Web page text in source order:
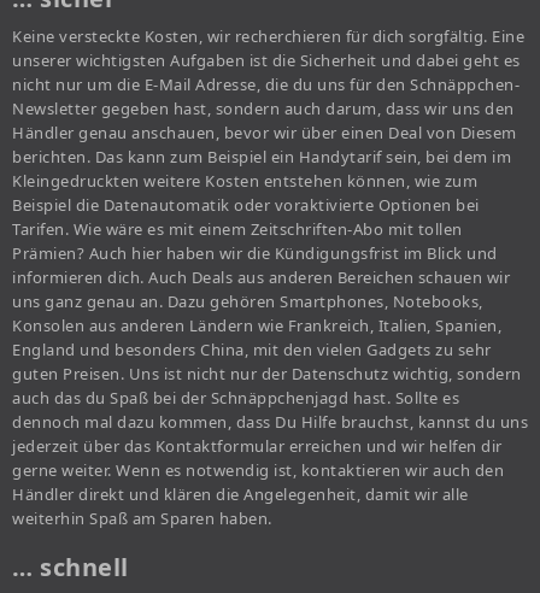
Keine versteckte Kosten, wir recherchieren für dich sorgfältig. Eine
unserer wichtigsten Aufgaben ist die Sicherheit und dabei geht es
nicht nur um die E-Mail Adresse, die du uns für den Schnäppchen-
Newsletter gegeben hast, sondern auch darum, dass wir uns den
Händler genau anschauen, bevor wir über einen Deal von Diesem
berichten. Das kann zum Beispiel ein Handytarif sein, bei dem im
Kleingedruckten weitere Kosten entstehen können, wie zum
Beispiel die Datenautomatik oder voraktivierte Optionen bei
Tarifen. Wie wäre es mit einem Zeitschriften-Abo mit tollen
Prämien? Auch hier haben wir die Kündigungsfrist im Blick und
informieren dich. Auch Deals aus anderen Bereichen schauen wir
uns ganz genau an. Dazu gehören Smartphones, Notebooks,
Konsolen aus anderen Ländern wie Frankreich, Italien, Spanien,
England und besonders China, mit den vielen Gadgets zu sehr
guten Preisen. Uns ist nicht nur der Datenschutz wichtig, sondern
auch das du Spaß bei der Schnäppchenjagd hast. Sollte es
dennoch mal dazu kommen, dass Du Hilfe brauchst, kannst du uns
jederzeit über das Kontaktformular erreichen und wir helfen dir
gerne weiter. Wenn es notwendig ist, kontaktieren wir auch den
Händler direkt und klären die Angelegenheit, damit wir alle
weiterhin Spaß am Sparen haben.
… schnell